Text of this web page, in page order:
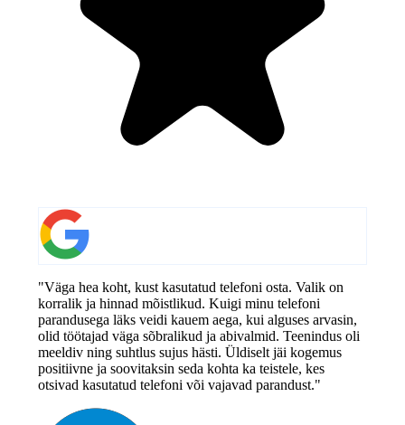
"Väga hea koht, kust kasutatud telefoni osta. Valik on
korralik ja hinnad mõistlikud. Kuigi minu telefoni
parandusega läks veidi kauem aega, kui alguses arvasin,
olid töötajad väga sõbralikud ja abivalmid. Teenindus oli
meeldiv ning suhtlus sujus hästi. Üldiselt jäi kogemus
positiivne ja soovitaksin seda kohta ka teistele, kes
otsivad kasutatud telefoni või vajavad parandust."